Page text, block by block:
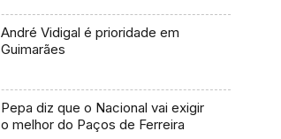
André Vidigal é prioridade em
Guimarães
Pepa diz que o Nacional vai exigir
o melhor do Paços de Ferreira